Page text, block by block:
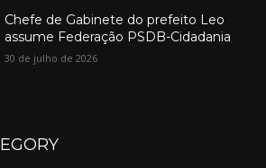
Chefe de Gabinete do prefeito Leo
assume Federação PSDB-Cidadania
30 de julho de 2026